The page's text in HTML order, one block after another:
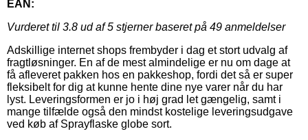
EAN:
Vurderet til 3.8 ud af 5 stjerner baseret på 49 anmeldelser
Adskillige internet shops frembyder i dag et stort udvalg af
fragtløsninger. En af de mest almindelige er nu om dage at
få afleveret pakken hos en pakkeshop, fordi det så er super
fleksibelt for dig at kunne hente dine nye varer når du har
lyst. Leveringsformen er jo i høj grad let gængelig, samt i
mange tilfælde også den mindst kostelige leveringsudgave
ved køb af Sprayflaske globe sort.